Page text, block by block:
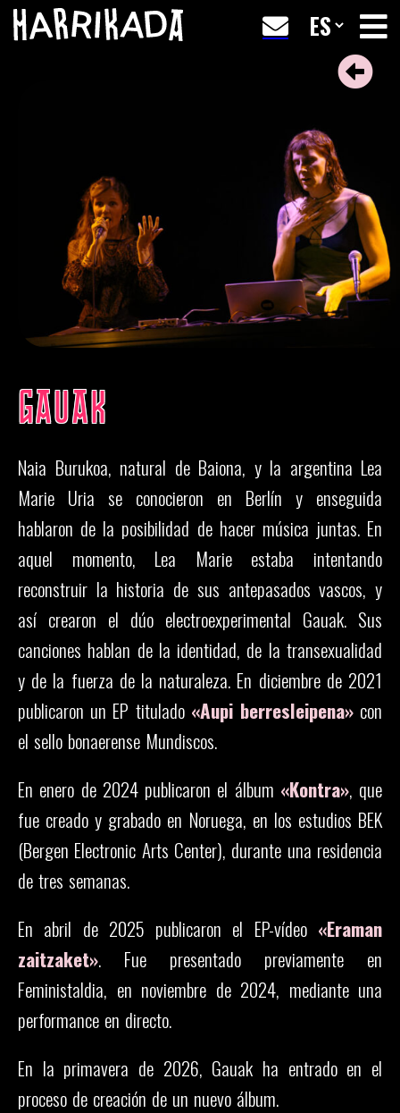
GAUAK
Naia Burukoa, natural de Baiona, y la argentina Lea
Marie Uria se conocieron en Berlín y enseguida
hablaron de la posibilidad de hacer música juntas. En
aquel momento, Lea Marie estaba intentando
reconstruir la historia de sus antepasados vascos, y
así crearon el dúo electroexperimental Gauak. Sus
canciones hablan de la identidad, de la transexualidad
y de la fuerza de la naturaleza. En diciembre de 2021
publicaron un EP titulado «Aupi berresleipena»con
el sello bonaerense Mundiscos.
En enero de 2024 publicaron el álbum «Kontra», que
fue creado y grabado en Noruega, en los estudios BEK
(Bergen Electronic Arts Center), durante una residencia
de tres semanas.
En abril de 2025 publicaron el EP-vídeo «Eraman
zaitzaket». Fue presentado previamente en
Feministaldia, en noviembre de 2024, mediante una
performance en directo.
En la primavera de 2026, Gauak ha entrado en el
proceso de creación de un nuevo álbum.